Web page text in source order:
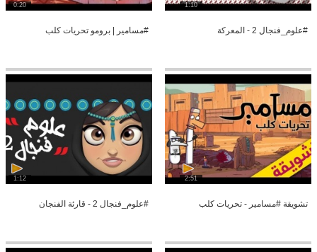
1:10
#علوم_فنجال 2 - المعركة
0:20
#مسامير | برومو تحريات كلب
2:51
تشويقة #مسامير - تحريات كلب
1:12
#علوم_فنجال 2 - قارئة الفنجان